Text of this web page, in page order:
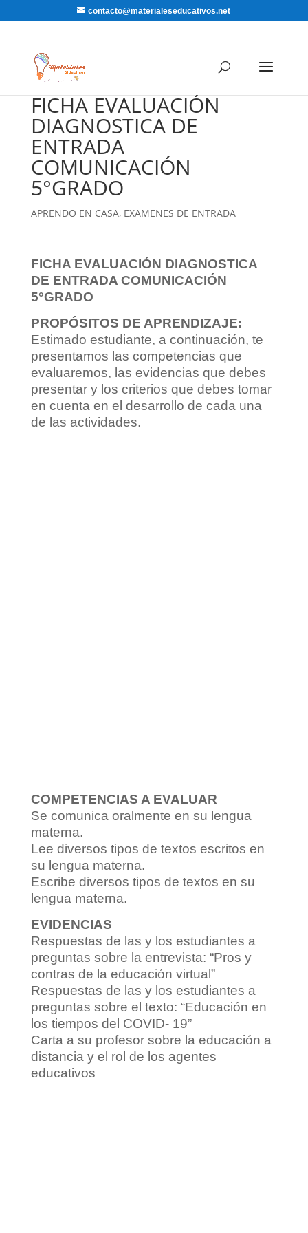
contacto@materialeseducativos.net
FICHA EVALUACIÓN
DIAGNOSTICA DE
ENTRADA
COMUNICACIÓN
5°GRADO
APRENDO EN CASA, EXAMENES DE ENTRADA
FICHA EVALUACIÓN DIAGNOSTICA
DE ENTRADA COMUNICACIÓN
5°GRADO
PROPÓSITOS DE APRENDIZAJE:
Estimado estudiante, a continuación, te
presentamos las competencias que
evaluaremos, las evidencias que debes
presentar y los criterios que debes tomar
en cuenta en el desarrollo de cada una
de las actividades.
COMPETENCIAS A EVALUAR
Se comunica oralmente en su lengua
materna.
Lee diversos tipos de textos escritos en
su lengua materna.
Escribe diversos tipos de textos en su
lengua materna.
EVIDENCIAS
Respuestas de las y los estudiantes a
preguntas sobre la entrevista: “Pros y
contras de la educación virtual”
Respuestas de las y los estudiantes a
preguntas sobre el texto: “Educación en
los tiempos del COVID- 19”
Carta a su profesor sobre la educación a
distancia y el rol de los agentes
educativos